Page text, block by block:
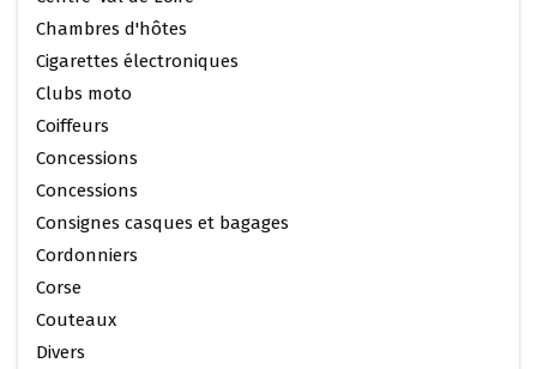
Chambres d'hôtes
Cigarettes électroniques
Clubs moto
Coiffeurs
Concessions
Concessions
Consignes casques et bagages
Cordonniers
Corse
Couteaux
Divers